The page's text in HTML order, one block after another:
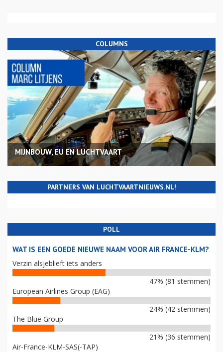
COLUMNS
MIJNBOUW, EU EN LUCHTVAART
PARTNERS VAN LUCHTVAARTNIEUWS.NL!
POLL
WAT IS EEN GOEDE NIEUWE NAAM VOOR AIR FRANCE-KLM?
Verzin alsjeblieft iets anders
47% (81 stemmen)
European Airlines Group (EAG)
24% (42 stemmen)
The Blue Group
21% (36 stemmen)
Air-France-KLM-SAS(-TAP)